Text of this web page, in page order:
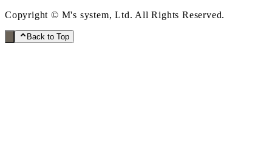
Copyright © M's system, Ltd. All Rights Reserved.
Back to Top